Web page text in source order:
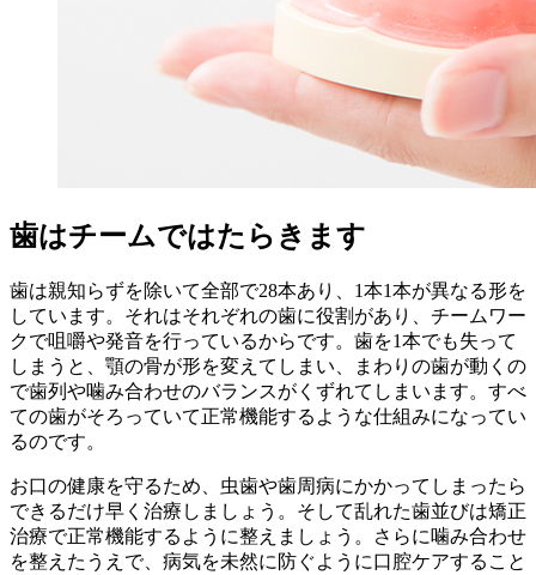
歯はチームではたらきます
歯は親知らずを除いて全部で28本あり、1本1本が異なる形を
しています。それはそれぞれの歯に役割があり、チームワー
クで咀嚼や発音を行っているからです。歯を1本でも失って
しまうと、顎の骨が形を変えてしまい、まわりの歯が動くの
で歯列や噛み合わせのバランスがくずれてしまいます。すべ
ての歯がそろっていて正常機能するような仕組みになってい
るのです。
お口の健康を守るため、虫歯や歯周病にかかってしまったら
できるだけ早く治療しましょう。そして乱れた歯並びは矯正
治療で正常機能するように整えましょう。さらに噛み合わせ
を整えたうえで、病気を未然に防ぐように口腔ケアすること